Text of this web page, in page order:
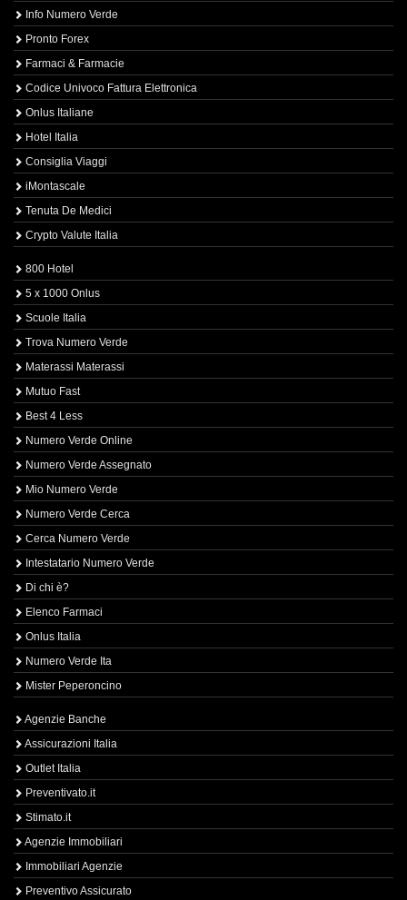
Info Numero Verde
Pronto Forex
Farmaci & Farmacie
Codice Univoco Fattura Elettronica
Onlus Italiane
Hotel Italia
Consiglia Viaggi
iMontascale
Tenuta De Medici
Crypto Valute Italia
800 Hotel
5 x 1000 Onlus
Scuole Italia
Trova Numero Verde
Materassi Materassi
Mutuo Fast
Best 4 Less
Numero Verde Online
Numero Verde Assegnato
Mio Numero Verde
Numero Verde Cerca
Cerca Numero Verde
Intestatario Numero Verde
Di chi è?
Elenco Farmaci
Onlus Italia
Numero Verde Ita
Mister Peperoncino
Agenzie Banche
Assicurazioni Italia
Outlet Italia
Preventivato.it
Stimato.it
Agenzie Immobiliari
Immobiliari Agenzie
Preventivo Assicurato